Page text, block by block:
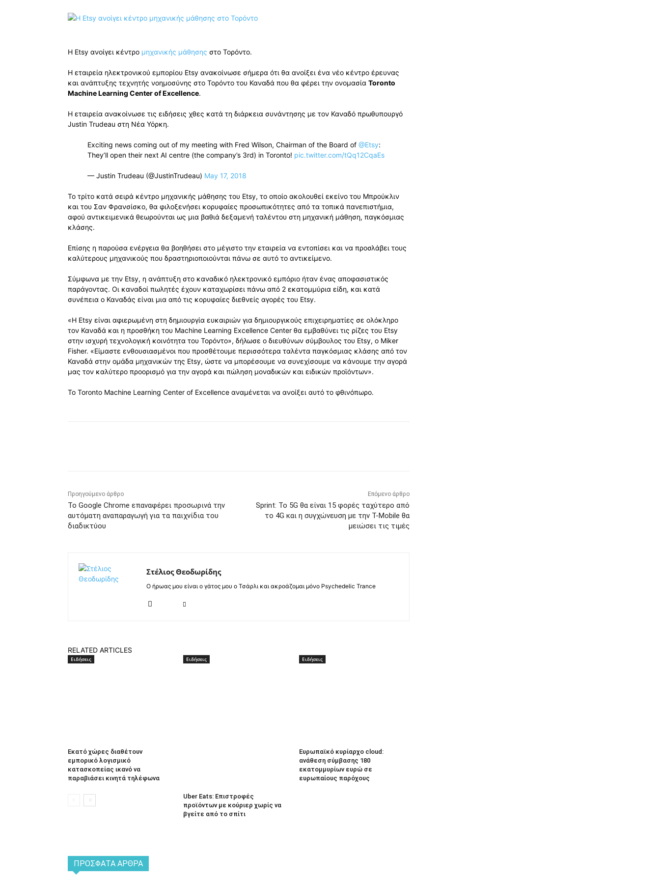
Η Etsy ανοίγει κέντρο μηχανικής μάθησης στο Τορόντο.
Η εταιρεία ηλεκτρονικού εμπορίου Etsy ανακοίνωσε σήμερα ότι θα ανοίξει ένα νέο κέντρο έρευνας
και ανάπτυξης τεχνητής νοημοσύνης στο Τορόντο του Καναδά που θα φέρει την ονομασία Toronto
Machine Learning Center of Excellence.
Η εταιρεία ανακοίνωσε τις ειδήσεις χθες κατά τη διάρκεια συνάντησης με τον Καναδό πρωθυπουργό
Justin Trudeau στη Νέα Υόρκη.
Exciting news coming out of my meeting with Fred Wilson, Chairman of the Board of @Etsy:
They’ll open their next AI centre (the company’s 3rd) in Toronto! pic.twitter.com/tQq12CqaEs
— Justin Trudeau (@JustinTrudeau) May 17, 2018
Το τρίτο κατά σειρά κέντρο μηχανικής μάθησης του Etsy, το οποίο ακολουθεί εκείνο του Μπρούκλιν
και του Σαν Φρανσίσκο, θα φιλοξενήσει κορυφαίες προσωπικότητες από τα τοπικά πανεπιστήμια,
αφού αντικειμενικά θεωρούνται ως μια βαθιά δεξαμενή ταλέντου στη μηχανική μάθηση, παγκόσμιας
κλάσης.
Επίσης η παρούσα ενέργεια θα βοηθήσει στο μέγιστο την εταιρεία να εντοπίσει και να προσλάβει τους
καλύτερους μηχανικούς που δραστηριοποιούνται πάνω σε αυτό το αντικείμενο.
Σύμφωνα με την Etsy, η ανάπτυξη στο καναδικό ηλεκτρονικό εμπόριο ήταν ένας αποφασιστικός
παράγοντας. Οι καναδοί πωλητές έχουν καταχωρίσει πάνω από 2 εκατομμύρια είδη, και κατά
συνέπεια ο Καναδάς είναι μια από τις κορυφαίες διεθνείς αγορές του Etsy.
«Η Etsy είναι αφιερωμένη στη δημιουργία ευκαιριών για δημιουργικούς επιχειρηματίες σε ολόκληρο
τον Καναδά και η προσθήκη του Machine Learning Excellence Center θα εμβαθύνει τις ρίζες του Etsy
στην ισχυρή τεχνολογική κοινότητα του Τορόντο», δήλωσε ο διευθύνων σύμβουλος του Etsy, ο Miker
Fisher. «Είμαστε ενθουσιασμένοι που προσθέτουμε περισσότερα ταλέντα παγκόσμιας κλάσης από τον
Καναδά στην ομάδα μηχανικών της Etsy, ώστε να μπορέσουμε να συνεχίσουμε να κάνουμε την αγορά
μας τον καλύτερο προορισμό για την αγορά και πώληση μοναδικών και ειδικών προϊόντων».
Το Toronto Machine Learning Center of Excellence αναμένεται να ανοίξει αυτό το φθινόπωρο.
Προηγούμενο άρθρο
Το Google Chrome επαναφέρει προσωρινά την
αυτόματη αναπαραγωγή για τα παιχνίδια του
διαδικτύου
Επόμενο άρθρο
Sprint: Το 5G θα είναι 15 φορές ταχύτερο από
το 4G και η συγχώνευση με την T-Mobile θα
μειώσει τις τιμές
Στέλιος Θεοδωρίδης
Ο ήρωας μου είναι ο γάτος μου ο Τσάρλι και ακροάζομαι μόνο Psychedelic Trance
RELATED ARTICLES
Ειδήσεις
Εκατό χώρες διαθέτουν
εμπορικό λογισμικό
κατασκοπείας ικανό να
παραβιάσει κινητά τηλέφωνα
Ειδήσεις
Uber Eats: Επιστροφές
προϊόντων με κούριερ χωρίς να
βγείτε από το σπίτι
Ειδήσεις
Ευρωπαϊκό κυρίαρχο cloud:
ανάθεση σύμβασης 180
εκατομμυρίων ευρώ σε
ευρωπαίους παρόχους
ΠΡΌΣΦΑΤΑ ΆΡΘΡΑ